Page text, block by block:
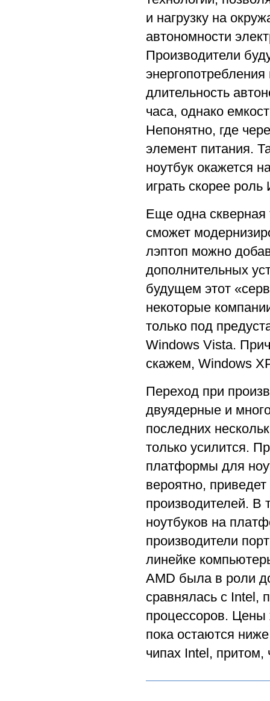
и нагрузку на
автономности
Производители
длительность
часа, однако
Непонятно, где
элемент питания.
ноутбук окажется
играть скорее
Еще одна скверная
сможет
лэптоп можно
дополнительных
будущем этот
некоторые
только под
Windows Vista.
скажем, Windows
Переход при
двуядерные и
последних
только усилится.
платформы для
вероятно,
производителей. В
ноутбуков на
производители
линейке
AMD была в роли
сравнялась с Intel,
процессоров.
пока остаются
чипах Intel,